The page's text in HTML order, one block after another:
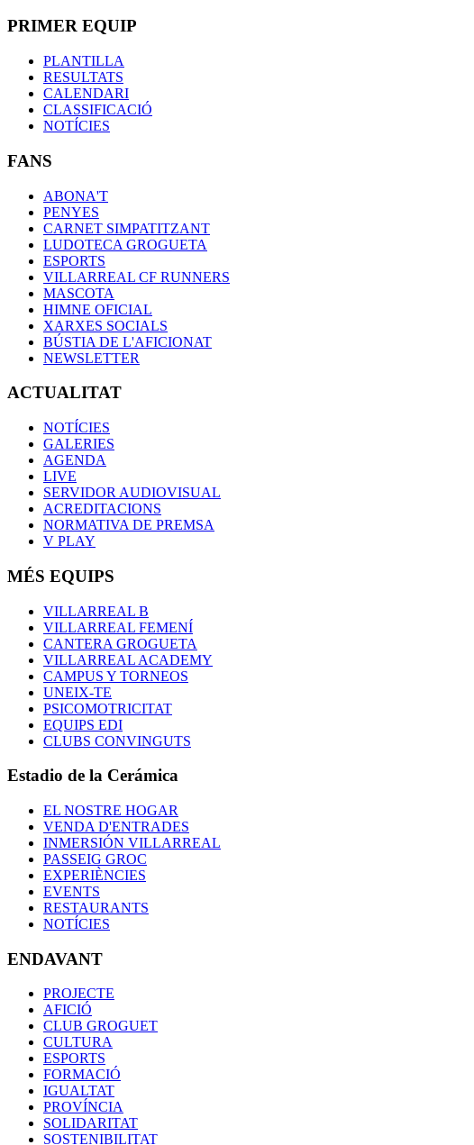
PRIMER EQUIP
PLANTILLA
RESULTATS
CALENDARI
CLASSIFICACIÓ
NOTÍCIES
FANS
ABONA'T
PENYES
CARNET SIMPATITZANT
LUDOTECA GROGUETA
ESPORTS
VILLARREAL CF RUNNERS
MASCOTA
HIMNE OFICIAL
XARXES SOCIALS
BÚSTIA DE L'AFICIONAT
NEWSLETTER
ACTUALITAT
NOTÍCIES
GALERIES
AGENDA
LIVE
SERVIDOR AUDIOVISUAL
ACREDITACIONS
NORMATIVA DE PREMSA
V PLAY
MÉS EQUIPS
VILLARREAL B
VILLARREAL FEMENÍ
CANTERA GROGUETA
VILLARREAL ACADEMY
CAMPUS Y TORNEOS
UNEIX-TE
PSICOMOTRICITAT
EQUIPS EDI
CLUBS CONVINGUTS
Estadio de la Cerámica
EL NOSTRE HOGAR
VENDA D'ENTRADES
INMERSIÓN VILLARREAL
PASSEIG GROC
EXPERIÈNCIES
EVENTS
RESTAURANTS
NOTÍCIES
ENDAVANT
PROJECTE
AFICIÓ
CLUB GROGUET
CULTURA
ESPORTS
FORMACIÓ
IGUALTAT
PROVÍNCIA
SOLIDARITAT
SOSTENIBILITAT